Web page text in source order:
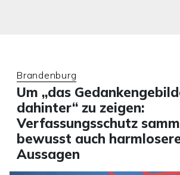
Brandenburg
Um „das
dahinter“ zu zeigen:
Verfassungsschutz
bewusst auch
Aussagen